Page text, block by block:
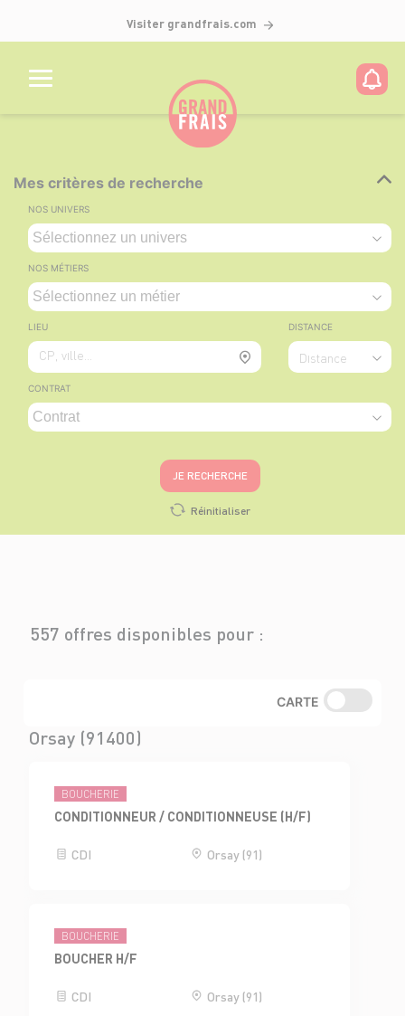
Visiter grandfrais.com
Mes critères de recherche
NOS UNIVERS
NOS MÉTIERS
LIEU
CP, ville...
DISTANCE
Distance
CONTRAT
JE RECHERCHE
Réinitialiser
557 offres disponibles pour :
CARTE
Orsay (91400)
BOUCHERIE
CONDITIONNEUR / CONDITIONNEUSE (H/F)
CDI Orsay (91)
BOUCHERIE
BOUCHER H/F
CDI Orsay (91)